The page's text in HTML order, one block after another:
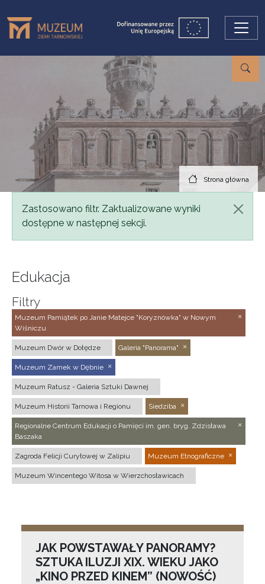
Strona główna
Komunikat
Zastosowano filtr. Zaktualizowane wyniki
dostępne w następnej sekcji.
Edukacja
Filtry
Muzeum Pamiątek po Janie Matejce "Koryznówka" w Nowym
Wiśniczu
Muzeum Dwór w Dołędze Galeria "Panorama"
Muzeum Zamek w Dębnie
Muzeum Ratusz - Galeria Sztuki Dawnej
Muzeum Historii Tarnowa i Regionu Siedziba
Regionalne Centrum Edukacji o Pamięci im. gen. bryg. Zdzisława
Baszaka
Zagroda Felicji Curyłowej w Zalipiu Muzeum Etnograficzne
Muzeum Wincentego Witosa w Wierzchosławicach
JAK POWSTAWAŁY PANORAMY?
SZTUKA ILUZJI XIX. WIEKU JAKO
„KINO PRZED KINEM” (NOWOŚĆ)